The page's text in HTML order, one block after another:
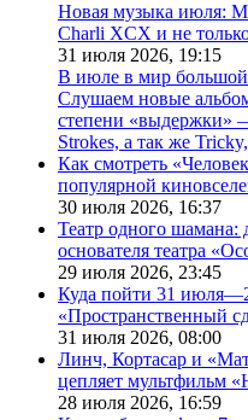
Новая музыка июля:
Charli XCX и не
31 июля 2026, 19:15
В июле в мир большой
Слушаем новые
степени «выдержки»
Strokes, а так же
Как смотреть
популярной
30 июля 2026, 16:37
Театр одного шамана:
основателя театра
29 июля 2026, 23:45
Куда пойти 31
«Пространственный
31 июля 2026, 08:00
Линч, Кортасар и
цепляет мультфильм
28 июля 2026, 16:59